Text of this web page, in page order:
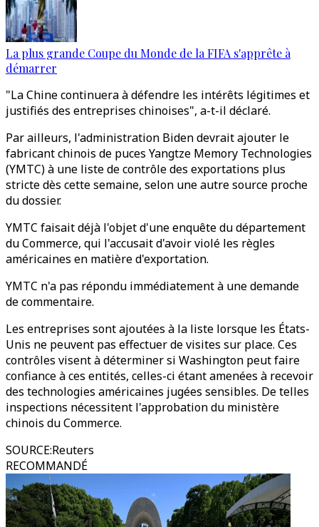
La plus grande Coupe du Monde de la FIFA s'apprête à
démarrer
"La Chine continuera à défendre les intérêts légitimes et
justifiés des entreprises chinoises", a-t-il déclaré.
Par ailleurs, l'administration Biden devrait ajouter le
fabricant chinois de puces Yangtze Memory Technologies
(YMTC) à une liste de contrôle des exportations plus
stricte dès cette semaine, selon une autre source proche
du dossier.
YMTC faisait déjà l'objet d'une enquête du département
du Commerce, qui l'accusait d'avoir violé les règles
américaines en matière d'exportation.
YMTC n'a pas répondu immédiatement à une demande
de commentaire.
Les entreprises sont ajoutées à la liste lorsque les États-
Unis ne peuvent pas effectuer de visites sur place. Ces
contrôles visent à déterminer si Washington peut faire
confiance à ces entités, celles-ci étant amenées à recevoir
des technologies américaines jugées sensibles. De telles
inspections nécessitent l'approbation du ministère
chinois du Commerce.
SOURCE:Reuters
RECOMMANDÉ